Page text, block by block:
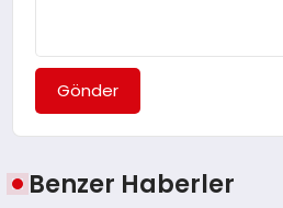
Gönder
Benzer Haberler